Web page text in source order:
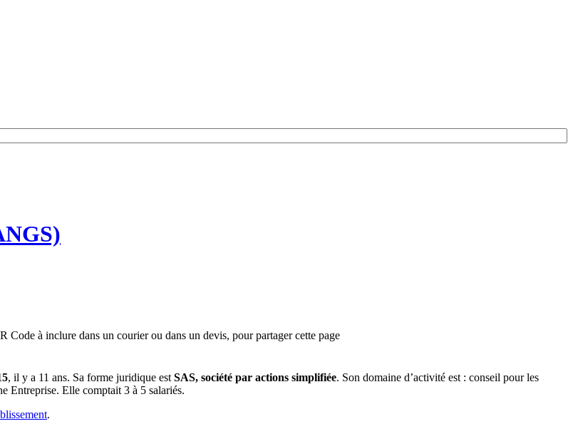
Code à inclure dans un courier ou dans un devis, pour partager cette page
, il y a 11 ans. Sa forme juridique est SAS, société par actions simplifiée. Son domaine d’activité est : conseil pour les
Entreprise. Elle comptait 3 à 5 salariés.
.